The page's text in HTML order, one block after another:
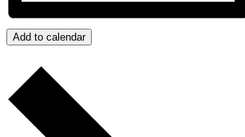
Add to calendar